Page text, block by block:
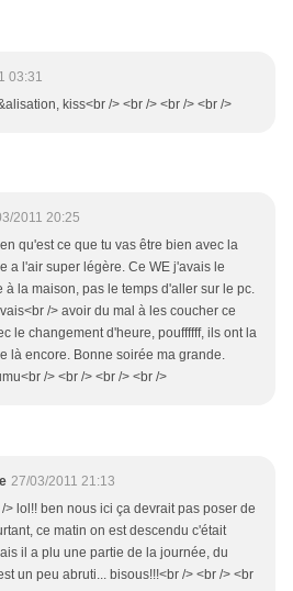
03:31
kiss<br /> <br /> <br /> <br />
2011 20:25
qu'est ce que tu vas être bien avec la
a l'air super légère. Ce WE j'avais le
à la maison, pas le temps d'aller sur le pc.
/> avoir du mal à les coucher ce
le changement d'heure, pouffffff, ils ont la
là encore. Bonne soirée ma grande.
/> <br /> <br /> <br />
27/03/2011 21:13
> lol!! ben nous ici ça devrait pas poser de
ce matin on est descendu c'était
il a plu une partie de la journée, du
un peu abruti... bisous!!!<br /> <br /> <br